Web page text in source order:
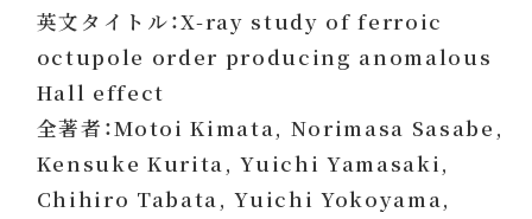
英文タイトル：X-ray study of ferroic
octupole order producing anomalous
Hall effect
全著者：Motoi Kimata, Norimasa Sasabe,
Kensuke Kurita, Yuichi Yamasaki,
Chihiro Tabata, Yuichi Yokoyama,